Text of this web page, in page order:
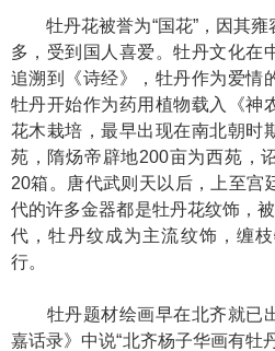
牡丹花被誉为“国花”，因其雍
多，受到国人喜爱。牡丹文化在
追溯到《诗经》，牡丹作为爱情
牡丹开始作为药用植物载入《神
花木栽培，最早出现在南北朝时
苑，隋炀帝辟地200亩为西苑，
20箱。唐代武则天以后，上至宫
代的许多金器都是牡丹花纹饰，
代，牡丹纹成为主流纹饰，缠
行。
牡丹题材绘画早在北齐就已
嘉话录》中说“北齐杨子华画有牡